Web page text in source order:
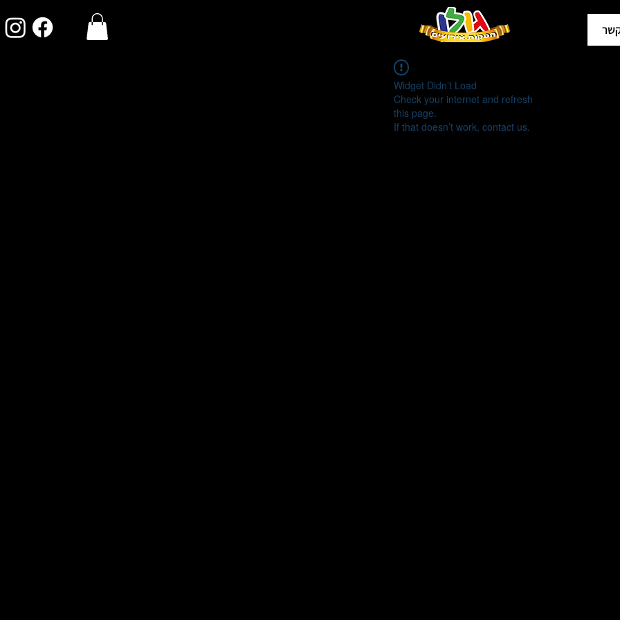
Widget Didn’t Load
Check your internet and refresh
this page.
If that doesn’t work, contact us.